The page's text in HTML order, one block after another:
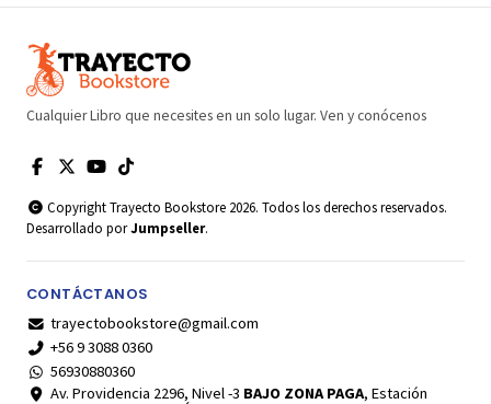
Cualquier Libro que necesites en un solo lugar. Ven y conócenos
Copyright Trayecto Bookstore 2026. Todos los derechos reservados.
Desarrollado porJumpseller.
CONTÁCTANOS
trayectobookstore@gmail.com
+56 9 3088 0360
56930880360
Av. Providencia 2296, Nivel -3 BAJO ZONA PAGA, Estación